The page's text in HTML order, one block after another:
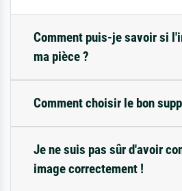
Comment puis-je savoir si
ma pièce ?
Comment choisir le bon
Je ne suis pas sûr d'avoir
image correctement !